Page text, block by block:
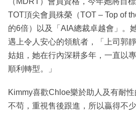
TOT頂尖會員殊榮（TOT – Top of
的6倍）以及「AIA總裁卓越會」。
遇上令人安心的領航者，「上司郭
姑姐，她在行內深耕多年，一直以
順利轉型。」
Kimmy喜歡Chloe樂於助人及有耐
不苟，重視售後跟進，所以贏得不